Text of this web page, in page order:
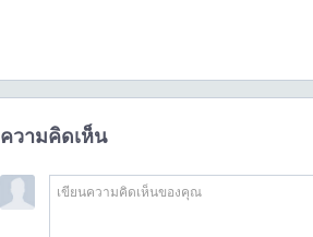
ความคิดเห็น